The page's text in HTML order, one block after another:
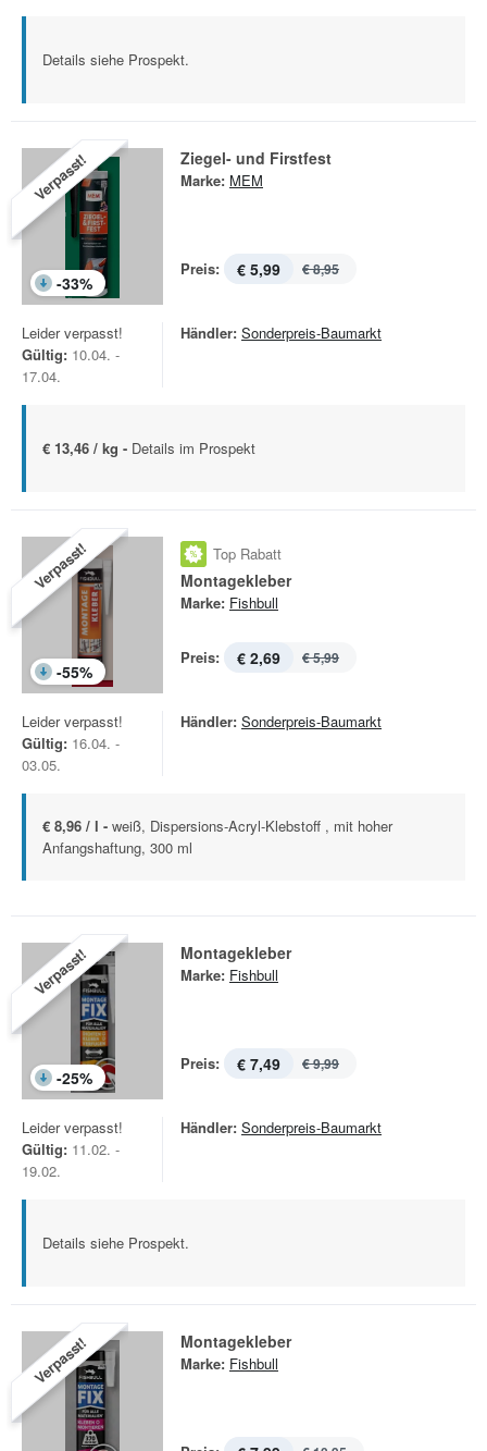
Details siehe Prospekt.
Verpasst!
-33%
Ziegel- und Firstfest
Marke: MEM
Preis: € 5,99 € 8,95
Leider verpasst!
Gültig: 10.04. -
17.04.
Händler: Sonderpreis-Baumarkt
€ 13,46 / kg - Details im Prospekt
Verpasst!
-55%
Top Rabatt
Montagekleber
Marke: Fishbull
Preis: € 2,69 € 5,99
Leider verpasst!
Gültig: 16.04. -
03.05.
Händler: Sonderpreis-Baumarkt
€ 8,96 / l - weiß, Dispersions-Acryl-Klebstoff , mit hoher
Anfangshaftung, 300 ml
Verpasst!
-25%
Montagekleber
Marke: Fishbull
Preis: € 7,49 € 9,99
Leider verpasst!
Gültig: 11.02. -
19.02.
Händler: Sonderpreis-Baumarkt
Details siehe Prospekt.
Verpasst! Montagekleber
Marke: Fishbull